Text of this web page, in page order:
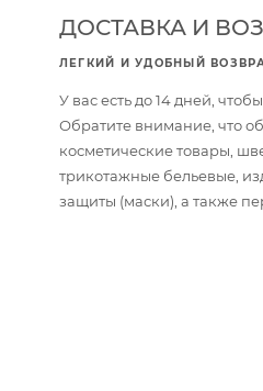
ДОСТАВКА И
ЛЕГКИЙ И УДОБНЫЙ
У вас есть до 14 дней,
Обратите внимание, что
косметические товары,
трикотажные бельевые,
защиты (маски), а также